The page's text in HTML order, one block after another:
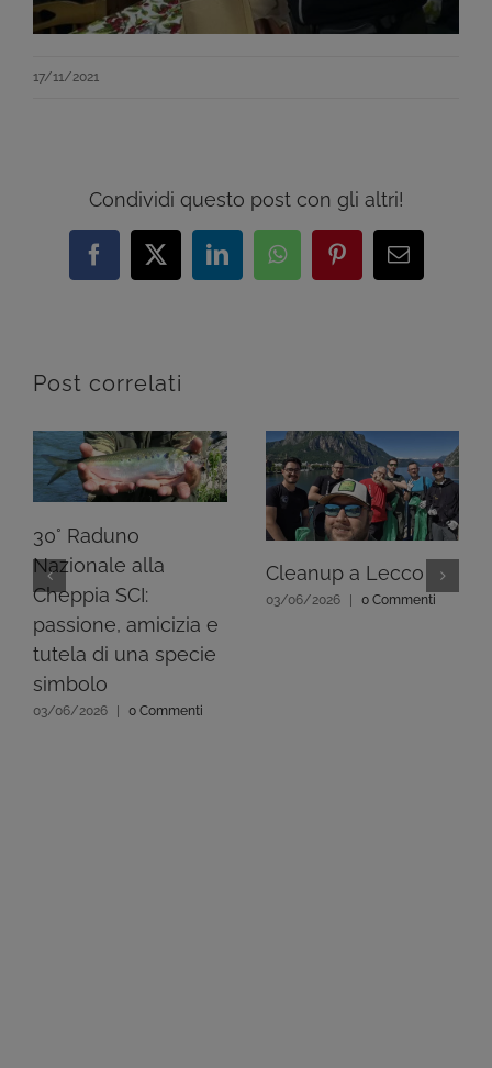
17/11/2021
Condividi questo post con gli altri!
Facebook
X LinkedInWhatsAppPinterestEmail
Post correlati
30° Raduno
Nazionale alla
Cheppia SCI:
passione, amicizia e
tutela di una specie
simbolo
03/06/2026 0 Commenti
Cleanup a Lecco
03/06/2026 0 Commenti